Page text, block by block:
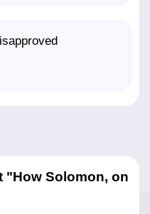
"How Solomon, on